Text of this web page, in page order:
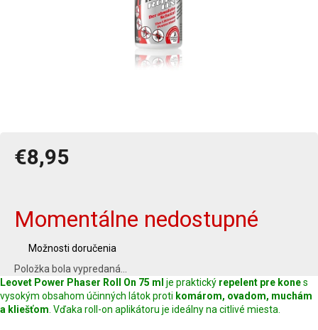
€8,95
Momentálne nedostupné
Možnosti doručenia
Položka bola vypredaná…
Leovet Power Phaser Roll On 75 ml je praktický repelent pre kones
vysokým obsahom účinných látok proti komárom, ovadom, muchám
a kliešťom. Vďaka roll-on aplikátoru je ideálny na citlivé miesta.